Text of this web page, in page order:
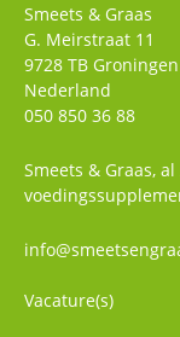
Smeets & Graas
G. Meirstraat 11
9728 TB Groningen
Nederland
050 850 36 88
Smeets & Graas,
Vacature(s)